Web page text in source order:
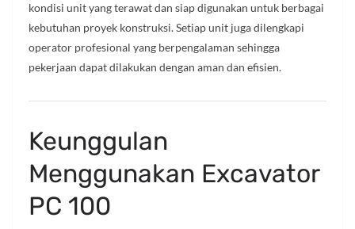
kondisi unit yang terawat dan siap digunakan untuk berbagai
kebutuhan proyek konstruksi. Setiap unit juga dilengkapi
operator profesional yang berpengalaman sehingga
pekerjaan dapat dilakukan dengan aman dan efisien.
Keunggulan
Menggunakan Excavator
PC 100